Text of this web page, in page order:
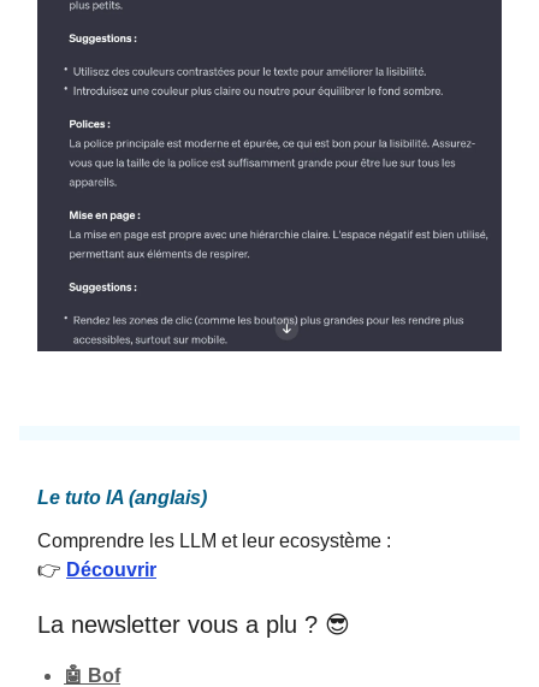
Le tuto IA (anglais)
Comprendre les LLM et leur ecosystème :
👉 Découvrir
La newsletter vous a plu ? 😎
🤖 Bof